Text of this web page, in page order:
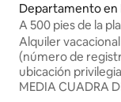
Departamento en
A 500 pies de la
secadora/
Alquiler
(número de
ubicación
MEDIA CUADRA